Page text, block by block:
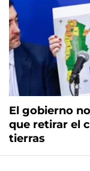
El gobierno
que retirar el
tierras